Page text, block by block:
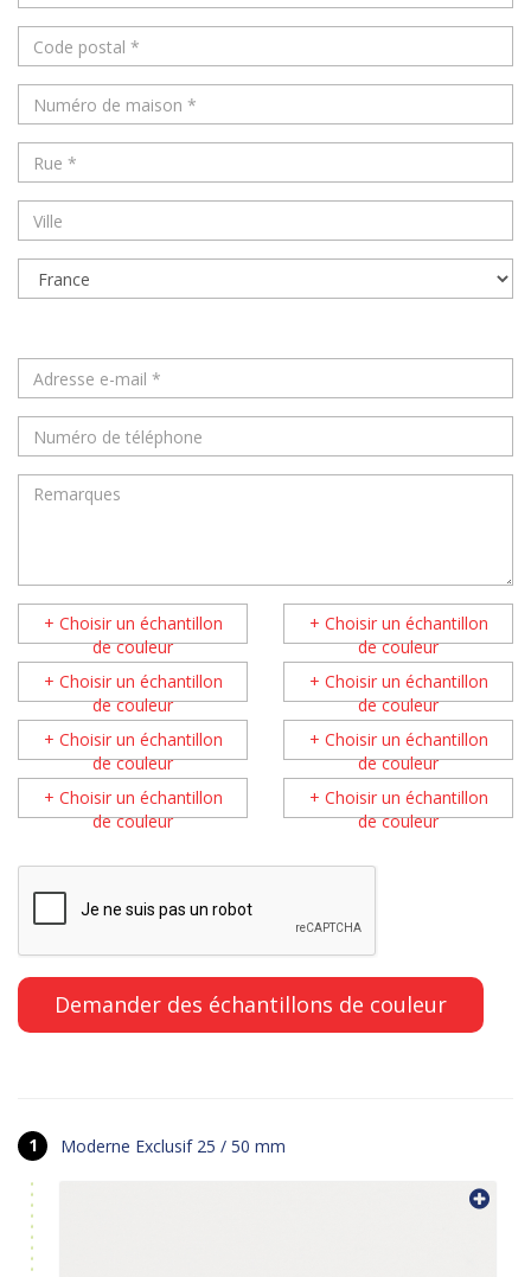
+ Choisir un échantillon
de couleur
+ Choisir un échantillon
de couleur
+ Choisir un échantillon
de couleur
+ Choisir un échantillon
de couleur
+ Choisir un échantillon
de couleur
+ Choisir un échantillon
de couleur
+ Choisir un échantillon
de couleur
+ Choisir un échantillon
de couleur
Moderne Exclusif 25 / 50 mm